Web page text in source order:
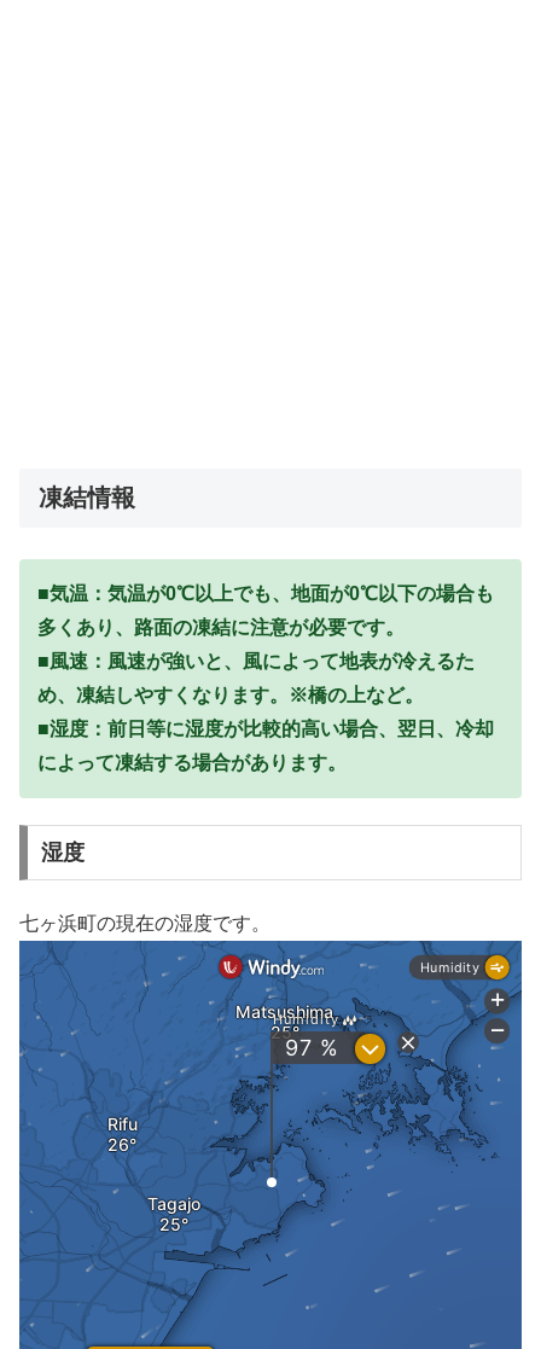
凍結情報
■気温：気温が0℃以上でも、地面が0℃以下の場合も
多くあり、路面の凍結に注意が必要です。
■風速：風速が強いと、風によって地表が冷えるた
め、凍結しやすくなります。※橋の上など。
■湿度：前日等に湿度が比較的高い場合、翌日、冷却
によって凍結する場合があります。
湿度
七ヶ浜町の現在の湿度です。